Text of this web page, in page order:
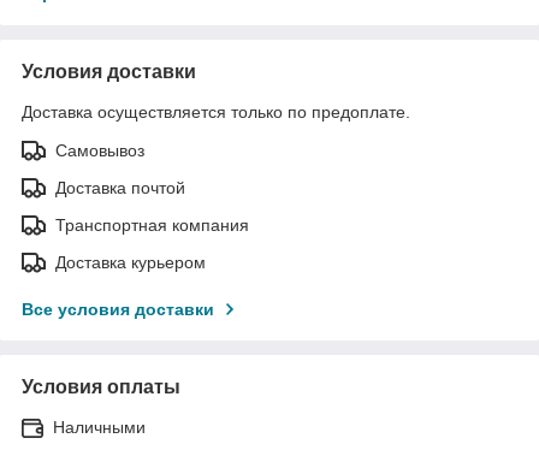
Условия доставки
Доставка осуществляется только по предоплате.
Самовывоз
Доставка почтой
Транспортная компания
Доставка курьером
Все условия доставки
Условия оплаты
Наличными